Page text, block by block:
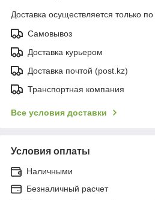
Доставка осуществляется только
Самовывоз
Доставка курьером
Доставка почтой (post.kz)
Транспортная компания
Все условия доставки
Условия оплаты
Наличными
Безналичный расчет